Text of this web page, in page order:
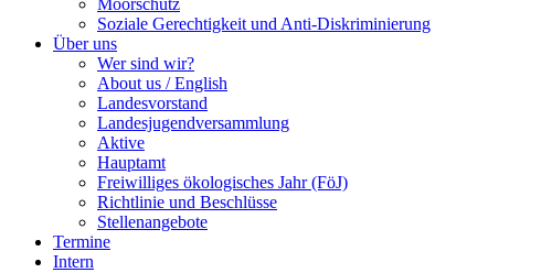
Moorschutz
Soziale Gerechtigkeit und Anti-Diskriminierung
Über uns
Wer sind wir?
About us / English
Landesvorstand
Landesjugendversammlung
Aktive
Hauptamt
Freiwilliges ökologisches Jahr (FöJ)
Richtlinie und Beschlüsse
Stellenangebote
Termine
Intern